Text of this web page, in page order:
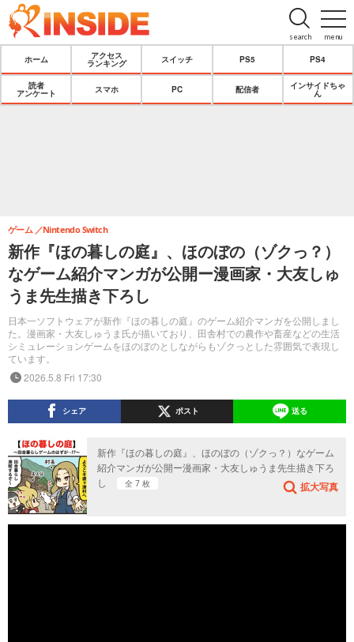
menu
search
ホーム
アクセス
ランキング
スイッチ PS5 PS4
読者
アンケート
スマホ PC 配信者
インサイドちゃ
ん
新作『ほの暮しの庭』、ほのぼの（ゾクっ？）
なゲーム紹介マンガが公開ー漫画家・大友しゅ
うま先生描き下ろし
日本一ソフトウェアが新作『ほの暮しの庭』のゲーム紹介マンガを公開しまし
た。漫画家・大友しゅうま氏が描いており、田舎村での農作や畜産などの生活
シミュレーションゲームをほのぼのとしながらもゾクっとした雰囲気で表現し
ています。
ゲーム Nintendo Switch
2026.5.8 Fri 17:30
シェア ポスト 送る
新作『ほの暮しの庭』、ほのぼの（ゾクっ？）なゲーム
紹介マンガが公開ー漫画家・大友しゅうま先生描き下ろ
し
全 7 枚 拡大写真